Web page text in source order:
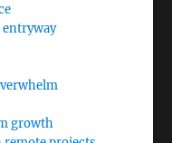
entryway
growth